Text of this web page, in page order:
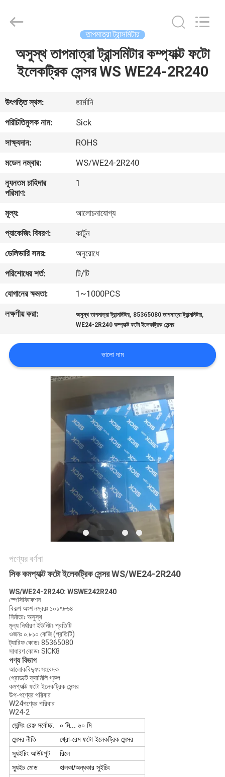
বাড়ি
আমাদের
সম্পর্কে
কারখানা
ভ্রমণ
মান
নিয়ন্ত্রণ
আমাদের
সাথে
যোগাযোগ
করুন
খবর
তাপমাত্রা ট্রান্সমিটার
অসুস্থ তাপমাত্রা ট্রান্সমিটার কম্প্যাক্ট ফটো
ইলেকট্রিক সেন্সর WS WE24-2R240
উৎপত্তি স্থল:
জার্মানি
পরিচিতিমুলক নাম:
Sick
সাক্ষ্যদান:
ROHS
মডেল নম্বার:
WS/WE24-2R240
ন্যূনতম চাহিদার
পরিমাণ:
1
মূল্য:
আলোচনাযোগ্য
প্যাকেজিং বিবরণ:
কার্টুন
ডেলিভারি সময়:
অনুরোধে
পরিশোধের শর্ত:
টি/টি
যোগানের ক্ষমতা:
1~1000PCS
লক্ষণীয় করা:
অসুস্থ তাপমাত্রা ট্রান্সমিটার, 85365080 তাপমাত্রা ট্রান্সমিটার,
WE24-2R240 কম্প্যাক্ট ফটো ইলেকট্রিক সেন্সর
ভালো দাম
পণ্যের বর্ণনা
সিক কমপ্যাক্ট ফটো ইলেকট্রিক সেন্সর WS/WE24-2R240
WS/WE24-2R240: WSWE242R240
স্পেসিফিকেশন
বিকল্প অংশ নম্বরঃ ১০১৭৮৬৪
নির্মাতাঃ অসুস্থ
মূল্য নির্ধারণ ইউনিটঃ প্রতিটি
ওজনঃ ০.৮১০ কেজি (প্রতিটি)
ট্যারিফ কোডঃ 85365080
সাধারণ কোডঃ SICK8
পণ্য বিভাগ
আলোকবিদ্যুৎ সংবেদক
প্রোডাক্ট ফ্যামিলি গ্রুপ
কমপ্যাক্ট ফটো ইলেকট্রিক সেন্সর
উপ-পণ্যের পরিবার
W24পণ্যের পরিবার
W24-2
সেন্সিং রেঞ্জ সর্বোচ্চ.
০ মি... ৬০ মি
সেন্সর নীতি
থ্রো-রেম ফটো ইলেকট্রিক সেন্সর
স্যুইচিং আউটপুট
রিলে
স্যুইচ মোড
হালকা/অন্ধকার সুইচিং